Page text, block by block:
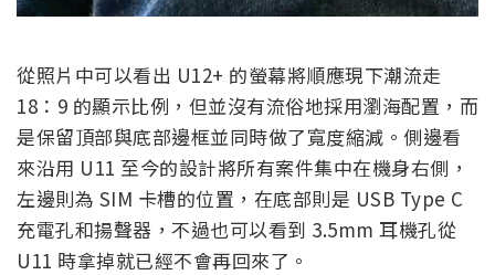
從照片中可以看出 U12+ 的螢幕將順應現下潮流走
18：9 的顯示比例，但並沒有流俗地採用瀏海配置，而
是保留頂部與底部邊框並同時做了寬度縮減。側邊看
來沿用 U11 至今的設計將所有案件集中在機身右側，
左邊則為 SIM 卡槽的位置，在底部則是 USB Type C
充電孔和揚聲器，不過也可以看到 3.5mm 耳機孔從
U11 時拿掉就已經不會再回來了。